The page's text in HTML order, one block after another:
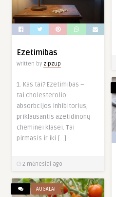
Ezetimibas
Written by zipzup
1. Kas tai? Ezetimibas –
tai cholesterolio
absorbcijos inhibitorius,
priklausantis azetidinonų
cheminei klasei. Tai
pirmasis ir iki […]
2 mėnesiai ago
AUGALAI